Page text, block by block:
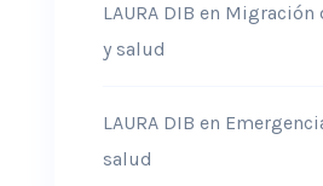
LAURA DIB en Migración
y salud
LAURA DIB en
salud